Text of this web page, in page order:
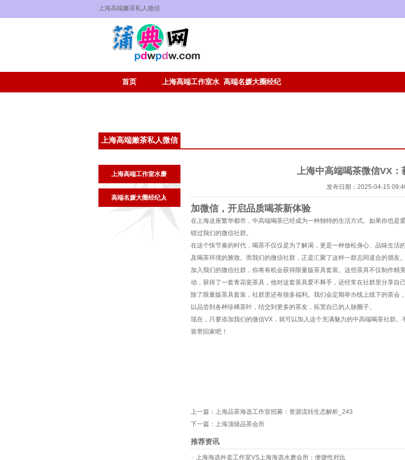
上海高端嫩茶私人微信
首页 上海高端工作室水 高端名媛大圈经纪
上海高端嫩茶私人微信
上海高端工作室水磨
高端名媛大圈经纪人
上海中高端喝茶微信VX
发布日期：2025-04-15
加微信，开启品质喝茶新体验
在上海这座繁华都市，中高端喝茶已经成为一种独特的生活方式。如果你也
错过我们的微信社群。
在这个快节奏的时代，喝茶不仅仅是为了解渴，更是一种放松身心、品味生
及喝茶环境的雅致。而我们的微信社群，正是汇聚了这样一群志同道合的朋友。
加入我们的微信社群，你将有机会获得限量版茶具套装。这些茶具不仅制作
动，获得了一套青花瓷茶具，他对这套茶具爱不释手，还经常在社群里分享自
除了限量版茶具套装，社群里还有很多福利。我们会定期举办线上线下的茶
以品尝到各种珍稀茶叶，结交到更多的茶友，拓宽自己的人脉圈子。
现在，只要添加我们的微信VX，就可以加入这个充满魅力的中高端喝茶社群
装带回家吧！
上一篇： 上海品茶海选工作室招募：资源流转生态解析_243
下一篇： 上海顶级品茶会所
推荐资讯
上海海选外卖工作室VS上海海选水磨会所：便捷性对比